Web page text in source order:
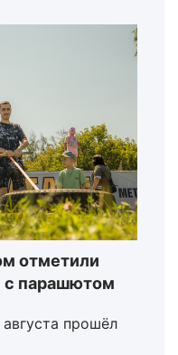
отметили
парашютом
прошёл